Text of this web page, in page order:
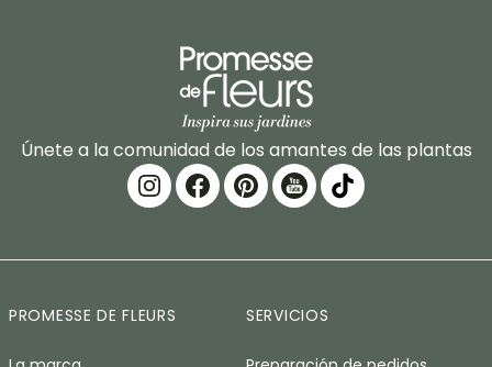
Únete a la comunidad de los amantes de las plantas
PROMESSE DE FLEURS SERVICIOS